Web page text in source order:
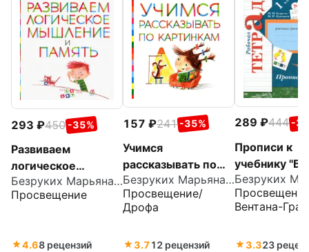
293 450 -35%
Развиваем
логическое
мышление и
память. Пособие
Безруких Марьяна Михайловна
Просвещение
4.68 рецензий
157 241 -35%
Учимся
рассказывать по
картинкам.
Пособие для детей
5-6 лет
Безруких Марьяна Михайловна
Просвещение/
Дрофа
3.712 рецензий
289 444 -
Прописи к
учебнику
1 класс.
тетрадь.
Вентана-Граф
3.323